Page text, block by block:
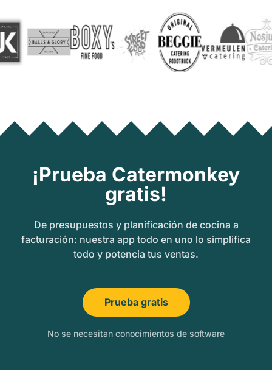
¡Prueba Catermonkey
gratis!
De presupuestos y planificación de cocina a
facturación: nuestra app todo en uno lo simplifica
todo y potencia tus ventas.
Prueba gratis
No se necesitan conocimientos de software